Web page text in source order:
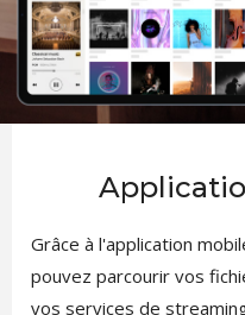
Grâce à l'application
pouvez parcourir vos
vos services de